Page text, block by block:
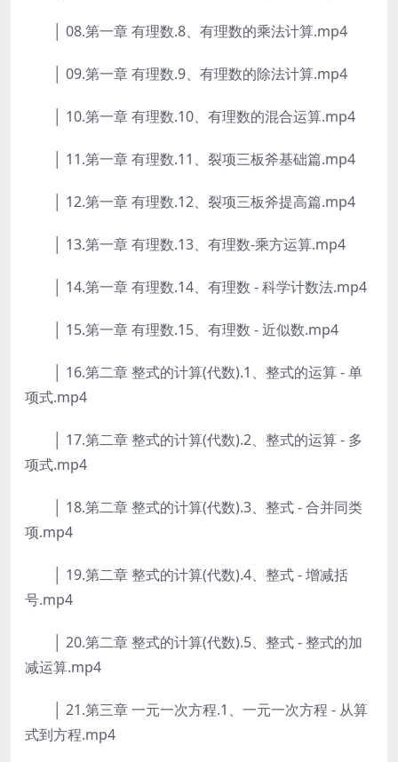
│ 08.第一章 有理数.8、有理数的乘法计算.mp4
│ 09.第一章 有理数.9、有理数的除法计算.mp4
│ 10.第一章 有理数.10、有理数的混合运算.mp4
│ 11.第一章 有理数.11、裂项三板斧基础篇.mp4
│ 12.第一章 有理数.12、裂项三板斧提高篇.mp4
│ 13.第一章 有理数.13、有理数-乘方运算.mp4
│ 14.第一章 有理数.14、有理数 - 科学计数法.mp4
│ 15.第一章 有理数.15、有理数 - 近似数.mp4
│ 16.第二章 整式的计算(代数).1、整式的运算 - 单
项式.mp4
│ 17.第二章 整式的计算(代数).2、整式的运算 - 多
项式.mp4
│ 18.第二章 整式的计算(代数).3、整式 - 合并同类
项.mp4
│ 19.第二章 整式的计算(代数).4、整式 - 增减括
号.mp4
│ 20.第二章 整式的计算(代数).5、整式 - 整式的加
减运算.mp4
│ 21.第三章 一元一次方程.1、一元一次方程 - 从算
式到方程.mp4